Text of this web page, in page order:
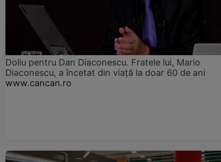
Doliu pentru Dan Diaconescu. Fratele lui, Mario
Diaconescu, a încetat din viață la doar 60 de ani
www.cancan.ro